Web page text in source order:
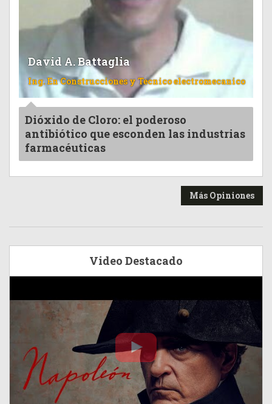
David A. Battaglia
Ing. En Construcciones y Tecnico electromecanico
Dióxido de Cloro: el poderoso
antibiótico que esconden las industrias
farmacéuticas
Más Opiniones
Video Destacado